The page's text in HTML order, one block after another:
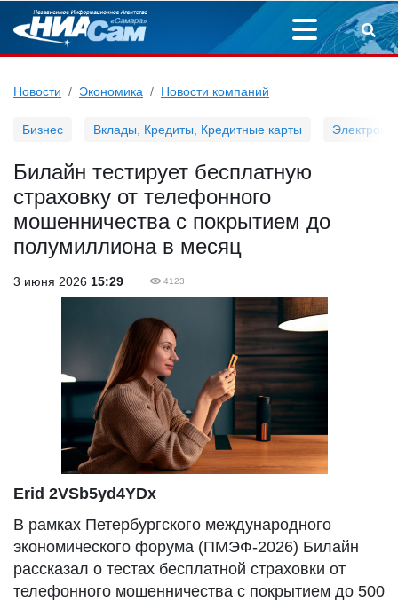
Новости Экономика Новости компаний
Бизнес Вклады, Кредиты, Кредитные карты
Билайн тестирует бесплатную
страховку от телефонного
мошенничества с покрытием до
полумиллиона в месяц
3 июня 2026 15:29 4123
Erid 2VSb5yd4YDx
В рамках Петербургского международного
экономического форума (ПМЭФ-2026) Билайн
рассказал о тестах бесплатной страховки от
телефонного мошенничества с покрытием до 500